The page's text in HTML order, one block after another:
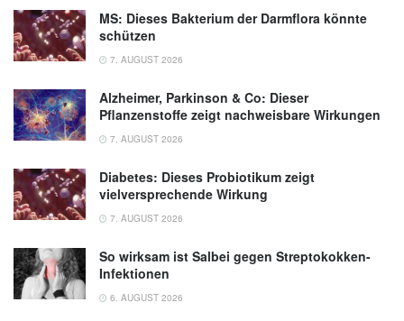
MS: Dieses Bakterium der Darmflora könnte
schützen
7. AUGUST 2026
Alzheimer, Parkinson & Co: Dieser
Pflanzenstoffe zeigt nachweisbare Wirkungen
7. AUGUST 2026
Diabetes: Dieses Probiotikum zeigt
vielversprechende Wirkung
7. AUGUST 2026
So wirksam ist Salbei gegen Streptokokken-
Infektionen
6. AUGUST 2026